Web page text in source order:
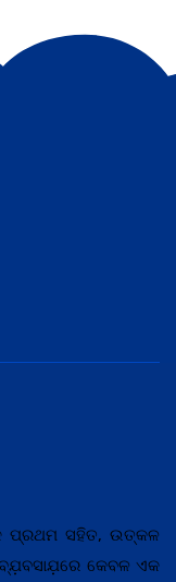
ପ୍ରଥମ ସହିତ, ଉତ୍କଳ
କେବଳ ଏକ